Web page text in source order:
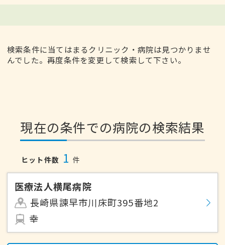
検索条件に当てはまるクリニック・病院は見つかりませ
んでした。再度条件を変更して検索して下さい。
現在の条件での病院の検索結果
ヒット件数 1 件
医療法人横尾病院
長崎県諫早市川床町395番地2
幸